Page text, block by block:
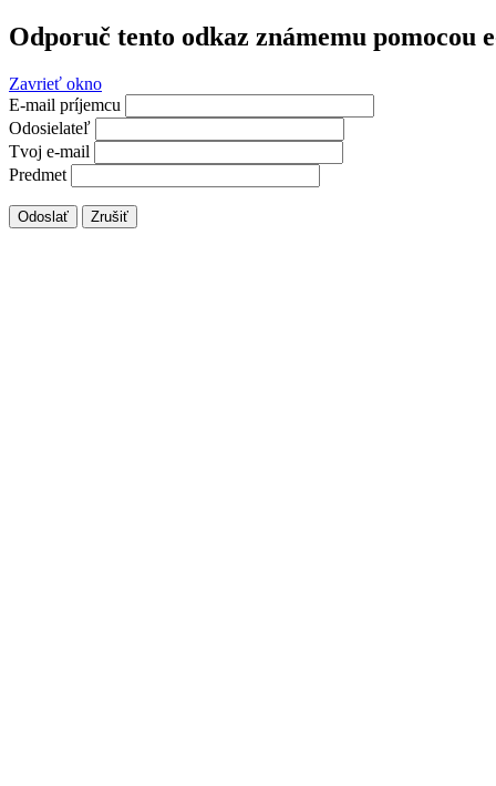
Odporuč tento odkaz známemu pomocou
Zavrieť okno
E-mail príjemcu
Odosielateľ
Tvoj e-mail
Predmet
Odoslať Zrušiť